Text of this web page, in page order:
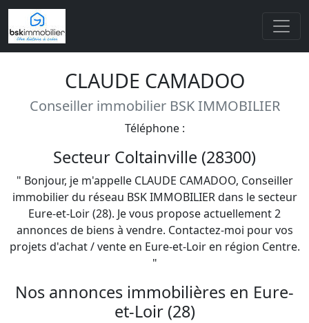
CLAUDE CAMADOO
Conseiller immobilier BSK IMMOBILIER
Téléphone :
Secteur Coltainville (28300)
" Bonjour, je m'appelle CLAUDE CAMADOO, Conseiller
immobilier du réseau BSK IMMOBILIER dans le secteur
Eure-et-Loir (28). Je vous propose actuellement 2
annonces de biens à vendre. Contactez-moi pour vos
projets d'achat / vente en Eure-et-Loir en région Centre.
"
Nos annonces immobilières en Eure-
et-Loir (28)